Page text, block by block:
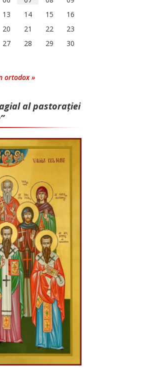
13 14 15
16
20 21 22
23
27 28 29
30
ortodox »
al pastorației